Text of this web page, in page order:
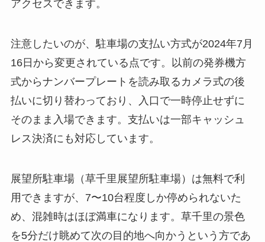
アクセスできます。
注意したいのが、駐車場の支払い方式が2024年7月
16日から変更されている点です。以前の発券機方
式からナンバープレートを読み取るカメラ式の後
払いに切り替わっており、入口で一時停止せずに
そのまま入場できます。支払いは一部キャッシュ
レス決済にも対応しています。
展望所駐車場（草千里展望所駐車場）は無料で利
用できますが、7〜10台程度しか停められないた
め、混雑時はほぼ満車になります。草千里の景色
を5分だけ眺めて次の目的地へ向かうという方であ